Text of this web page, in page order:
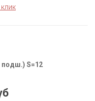
подш.) S=12